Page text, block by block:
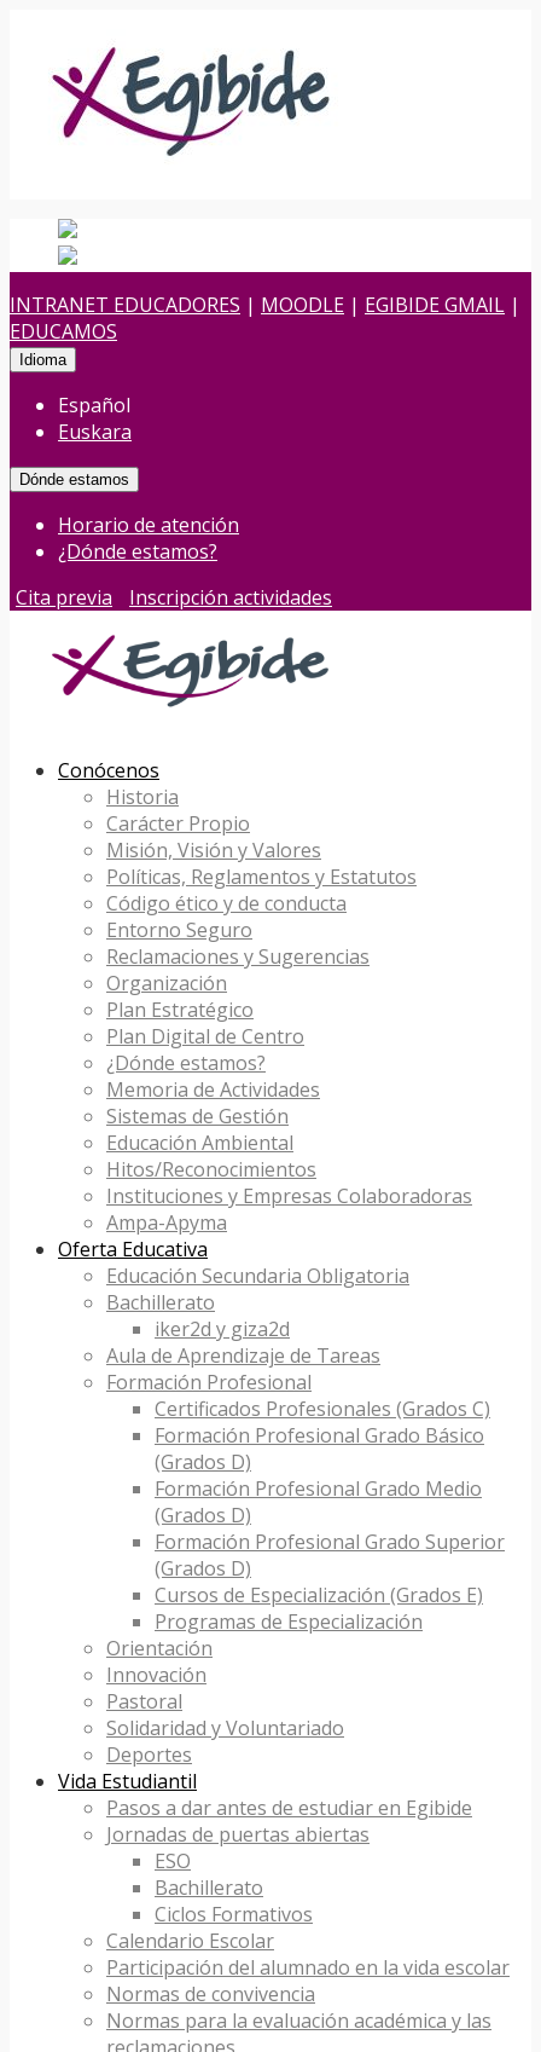
INTRANET EDUCADORES | MOODLE | EGIBIDE GMAIL |
EDUCAMOS
Idioma
Español
Euskara
Dónde estamos
Horario de atención
¿Dónde estamos?
Cita previa
Inscripción actividades
Conócenos
Historia
Carácter Propio
Misión, Visión y Valores
Políticas, Reglamentos y Estatutos
Código ético y de conducta
Entorno Seguro
Reclamaciones y Sugerencias
Organización
Plan Estratégico
Plan Digital de Centro
¿Dónde estamos?
Memoria de Actividades
Sistemas de Gestión
Educación Ambiental
Hitos/Reconocimientos
Instituciones y Empresas Colaboradoras
Ampa-Apyma
Oferta Educativa
Educación Secundaria Obligatoria
Bachillerato
iker2d y giza2d
Aula de Aprendizaje de Tareas
Formación Profesional
Certificados Profesionales (Grados C)
Formación Profesional Grado Básico
(Grados D)
Formación Profesional Grado Medio
(Grados D)
Formación Profesional Grado Superior
(Grados D)
Cursos de Especialización (Grados E)
Programas de Especialización
Orientación
Innovación
Pastoral
Solidaridad y Voluntariado
Deportes
Vida Estudiantil
Pasos a dar antes de estudiar en Egibide
Jornadas de puertas abiertas
ESO
Bachillerato
Ciclos Formativos
Calendario Escolar
Participación del alumnado en la vida escolar
Normas de convivencia
Normas para la evaluación académica y las